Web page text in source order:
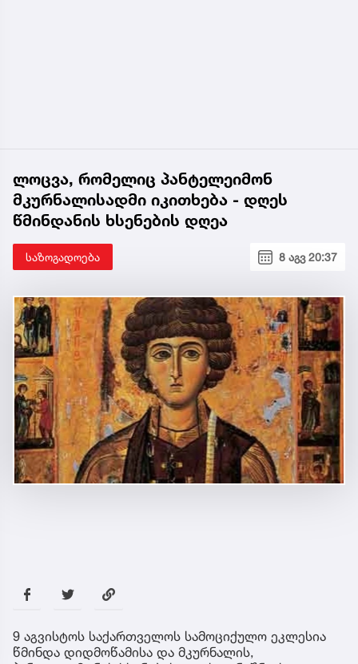
ლოცვა, რომელიც პანტელეიმონ
მკურნალისადმი იკითხება - დღეს
წმინდანის ხსენების დღეა
საზოგადოება 8 აგვ 20:37
9 აგვისტოს საქართველოს სამოციქულო ეკლესია
წმინდა დიდმოწამისა და მკურნალის,